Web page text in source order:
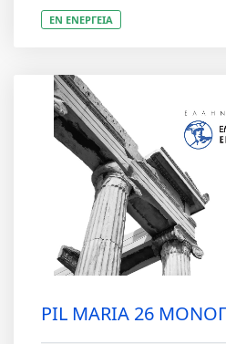
ΕΝ ΕΝΕΡΓΕΙΑ
PIL MARIA 26